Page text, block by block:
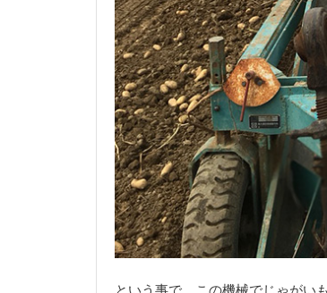
という事で、この機械でじゃがい